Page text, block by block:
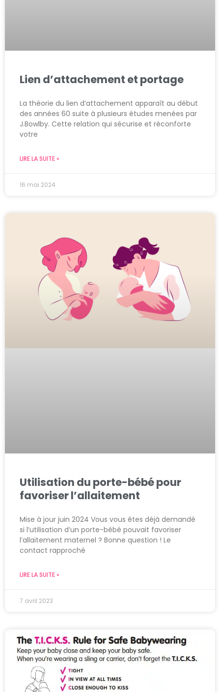
Lien d’attachement et portage
La théorie du lien d’attachement apparaît au début
des années 60 suite à plusieurs études menées par
J.Bowlby. Cette relation qui sécurise et réconforte
votre
LIRE LA SUITE »
16 mai 2024
Utilisation du porte-bébé pour
favoriser l’allaitement
Mise à jour juin 2024 Vous vous êtes déjà demandé
si l’utilisation d’un porte-bébé pouvait favoriser
l’allaitement maternel ? Bonne question ! Le
contact rapproché
LIRE LA SUITE »
7 avril 2023